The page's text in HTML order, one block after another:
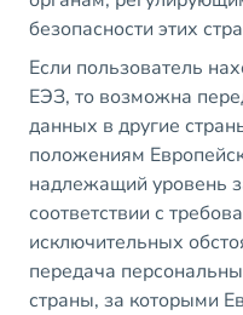
безопасности этих
Если пользователь
ЕЭЗ, то возможна
данных в другие
положениям
надлежащий уровень
соответствии с
исключительных
передача
страны, за которыми